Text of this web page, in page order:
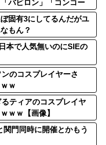
バビロン」「コンコー
固有3にしてるんだがユ
もん？
本で人気無いのにSIEの
のコスプレイヤーさ
ｗ
るティアのコスプレイヤ
ｗｗ【画像】
関門同時に開催とかもう